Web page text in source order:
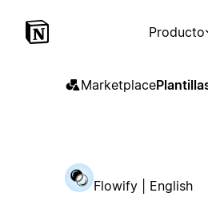
Producto
Marketplace
Flowify | English